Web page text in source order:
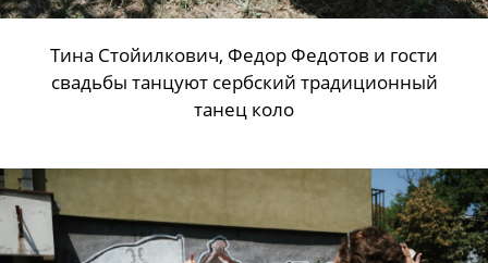
Тина Стойилкович, Федор Федотов и гости
свадьбы танцуют сербский традиционный
танец коло